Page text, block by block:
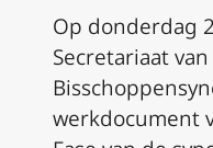
Op donderdag
Secretariaat
werkdocument